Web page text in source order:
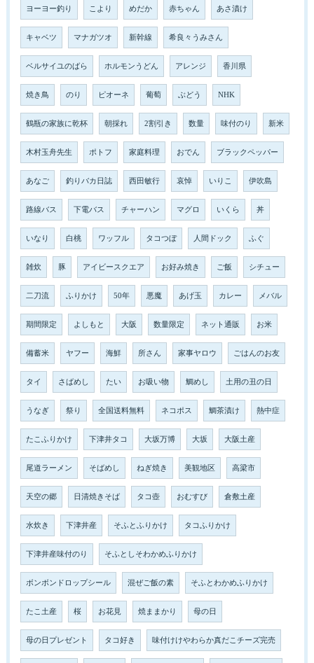
ヨーヨー釣り こより めだか 赤ちゃん あさ漬け
キャベツ マナガツオ 新幹線 希良々うみさん
ベルサイユのばら ホルモンうどん アレンジ 香川県
焼き鳥 のり ピオーネ 葡萄 ぶどう NHK
鶴瓶の家族に乾杯 朝採れ 2割引き 数量 味付のり 新米
木村玉舟先生 ポトフ 家庭料理 おでん ブラックペッパー
あなご 釣りバカ日誌 西田敏行 哀悼 いりこ 伊吹島
路線バス 下電バス チャーハン マグロ いくら 丼
いなり 白桃 ワッフル タコつぼ 人間ドック ふぐ
雑炊 豚 アイビースクエア お好み焼き ご飯 シチュー
二刀流 ふりかけ 50年 悪魔 あげ玉 カレー メバル
期間限定 よしもと 大阪 数量限定 ネット通販 お米
備蓄米 ヤフー 海鮮 所さん 家事ヤロウ ごはんのお友
タイ さばめし たい お吸い物 鯛めし 土用の丑の日
うなぎ 祭り 全国送料無料 ネコポス 鯛茶漬け 熱中症
たこふりかけ 下津井タコ 大坂万博 大坂 大阪土産
尾道ラーメン そばめし ねぎ焼き 美観地区 高梁市
天空の郷 日清焼きそば タコ壺 おむすび 倉敷土産
水炊き 下津井産 そふとふりかけ タコふりかけ
下津井産味付のり そふとしそわかめふりかけ
ボンボンドロップシール 混ぜご飯の素 そふとわかめふりかけ
たこ土産 桜 お花見 焼ままかり 母の日
母の日プレゼント タコ好き 味付けけやわらか真だこチーズ完売